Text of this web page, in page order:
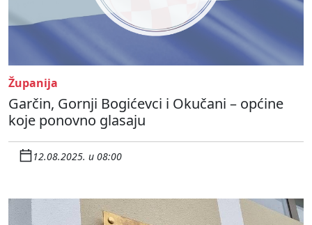
Županija
Garčin, Gornji Bogićevci i Okučani – općine
koje ponovno glasaju
12.08.2025. u 08:00